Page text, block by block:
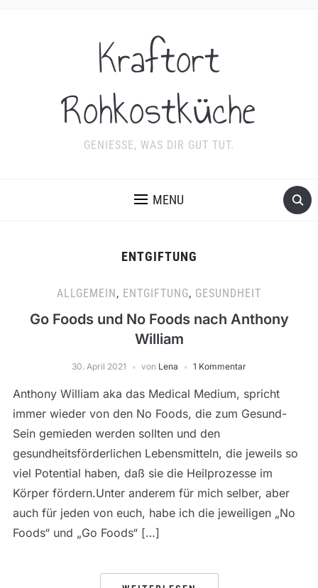
Kraftort
Rohkostküche
GENIESSE, WAS DIR GUT TUT.
MENU
ENTGIFTUNG
ALLGEMEIN, ENTGIFTUNG, GESUNDHEIT
Go Foods und No Foods nach Anthony
William
30. April 2021 von Lena 1 Kommentar
Anthony William aka das Medical Medium, spricht
immer wieder von den No Foods, die zum Gesund-
Sein gemieden werden sollten und den
gesundheitsförderlichen Lebensmitteln, die jeweils so
viel Potential haben, daß sie die Heilprozesse im
Körper fördern.Unter anderem für mich selber, aber
auch für jeden von euch, habe ich die jeweiligen „No
Foods“ und „Go Foods“ […]